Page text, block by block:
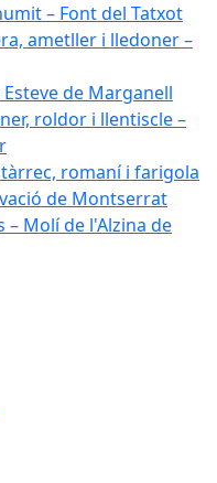
– Font del Tatxot
ametller i lledoner –
Esteve de Marganell
roldor i llentiscle –
tàrrec, romaní i farigola
de Montserrat
– Molí de l'Alzina de